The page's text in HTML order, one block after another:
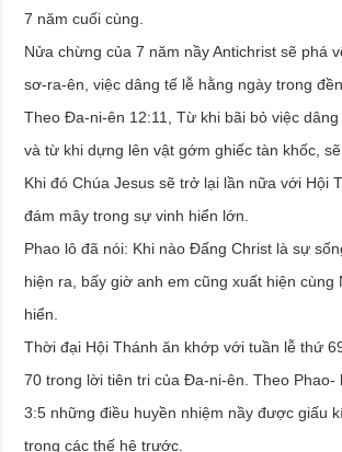
7 năm cuối cùng.
Nửa chừng của 7 năm nầy Antichrist sẽ phá
sơ-ra-ên, việc dâng tế lễ hằng ngày trong
Theo Đa-ni-ên 12:11, Từ khi bãi bỏ việc dâng
và từ khi dựng lên vật gớm ghiếc tàn khốc,
Khi đó Chúa Jesus sẽ trở lại lần nữa với Hội
đám mây trong sự vinh hiển lớn.
Phao lô đã nói: Khi nào Đấng Christ là sự
hiện ra, bấy giờ anh em cũng xuất hiện cùng
hiển.
Thời đại Hội Thánh ăn khớp với tuần lễ thứ
70 trong lời tiên tri của Đa-ni-ên. Theo Phao-
3:5 những điều huyền nhiệm nầy được giấu
trong các thế hệ trước.